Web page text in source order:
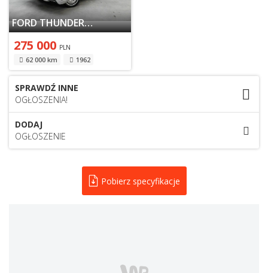
FORD THUNDERBIRD III 1962
275 000 PLN
62 000 km 1962
SPRAWDŹ INNE
OGŁOSZENIA!
DODAJ
OGŁOSZENIE
Pobierz specyfikacje